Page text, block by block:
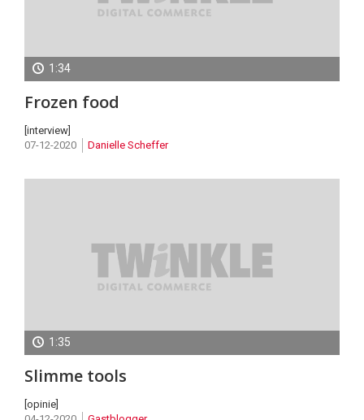
1:34
in
de
Markt
Frozen food
[interview]
07-12-2020
Danielle Scheffer
1:35
Gastcolumn
Joost
Verbeek
Slimme tools
[opinie]